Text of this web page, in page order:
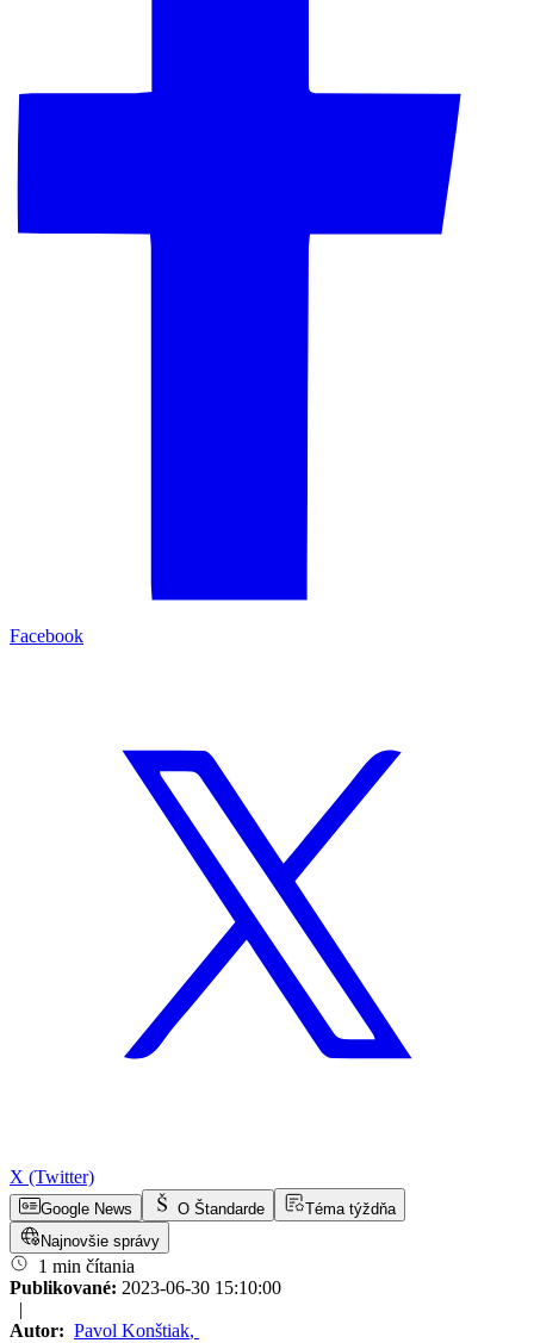
Facebook
X (Twitter)
Google News O Štandarde
Téma týždňa
Najnovšie správy
1 min čítania
Publikované: 2023-06-30 15:10:00
|
Autor: Pavol Konštiak,